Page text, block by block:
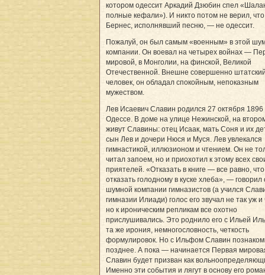
котором одессит Аркадий Дзюбин спел
полные кефали»). И никто потом не верил,
Бернес, исполнявший песню, — не одессит.
Пожалуй, он был самым «военным» в этой
компании. Он воевал на четырех войнах —
мировой, в Монголии, на финской, Великой
Отечественной. Внешне совершенно
человек, он обладал спокойным, непоказным
мужеством.
Лев Исаевич Славин родился 27 октября 1896
Одессе. В доме на улице Нежинской, на
живут Славины: отец Исаак, мать Соня и их
сын Лев и дочери Нюся и Муся. Лев увлекался
гимнастикой, иллюзионом и чтением. Он не
читал запоем, но и приохотил к этому всех
приятелей. «Отказать в книге — все равно, что
отказать голодному в куске хлеба», — говорил
шумной компании гимназистов (а учился
гимназии Илиади) голос его звучал не так уж и
но к ироническим репликам все охотно
прислушивались. Это роднило его с Ильей
та же ирония, немногословность, четкость
формулировок. Но с Ильфом Славин
позднее. А пока — начинается Первая
Славин будет призван как
Именно эти события и лягут в основу его